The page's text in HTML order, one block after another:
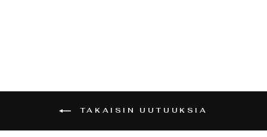
TAKAISIN UUTUUKSIA